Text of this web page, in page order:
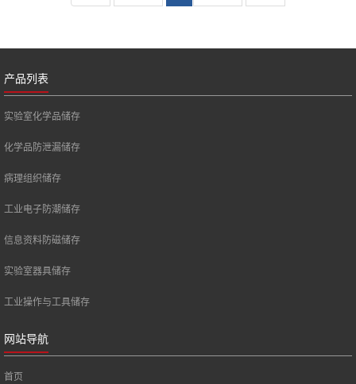
产品列表
实验室化学品储存
化学品防泄漏储存
病理组织储存
工业电子防潮储存
信息资料防磁储存
实验室器具储存
工业操作与工具储存
网站导航
首页